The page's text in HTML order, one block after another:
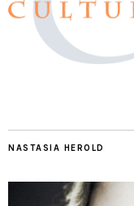
NASTASIA HEROLD